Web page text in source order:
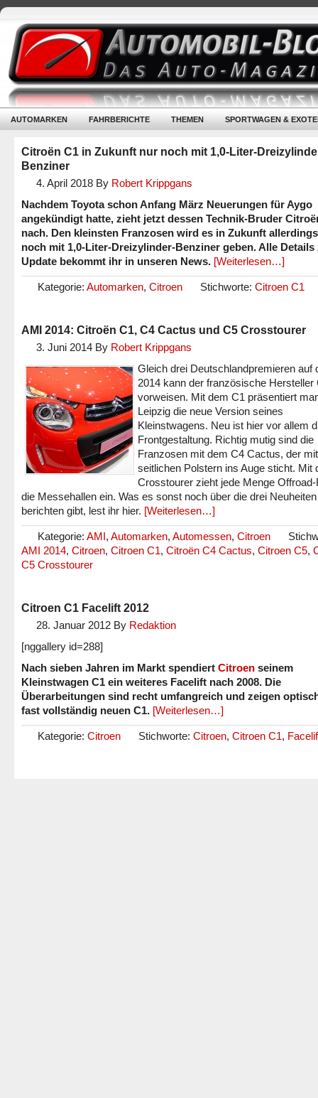
AUTOMARKEN FAHRBERICHTE THEMEN SPORTWAGEN &
Citroën C1 in Zukunft nur noch mit 1,0-Liter-
Benziner
4. April 2018 By Robert Krippgans
Nachdem Toyota schon Anfang März Neuerungen für Aygo
angekündigt hatte, zieht jetzt dessen Technik-Bruder
nach. Den kleinsten Franzosen wird es in Zukunft
noch mit 1,0-Liter-Dreizylinder-Benziner geben. Alle Details
Update bekommt ihr in unseren News. [Weiterlesen…]
Kategorie: Automarken, Citroen Stichworte: Citroen C1
AMI 2014: Citroën C1, C4 Cactus und C5 Crosstourer
3. Juni 2014 By Robert Krippgans
Gleich drei Deutschlandpremieren auf
2014 kann der französische Hersteller
vorweisen. Mit dem C1 präsentiert
Leipzig die neue Version seines
Kleinstwagens. Neu ist hier vor allem
Frontgestaltung. Richtig mutig sind die
Franzosen mit dem C4 Cactus, der
seitlichen Polstern ins Auge sticht. Mit
Crosstourer zieht jede Menge Offroad-
die Messehallen ein. Was es sonst noch über die drei
berichten gibt, lest ihr hier. [Weiterlesen…]
Kategorie: AMI, Automarken, Automessen, Citroen
AMI 2014, Citroen, Citroen C1, Citroën C4 Cactus, Citroen C5,
C5 Crosstourer
Citroen C1 Facelift 2012
28. Januar 2012 By Redaktion
[nggallery id=288]
Nach sieben Jahren im Markt spendiert Citroen seinem
Kleinstwagen C1 ein weiteres Facelift nach 2008. Die
Überarbeitungen sind recht umfangreich und zeigen
fast vollständig neuen C1. [Weiterlesen…]
Kategorie: Citroen Stichworte: Citroen, Citroen C1,